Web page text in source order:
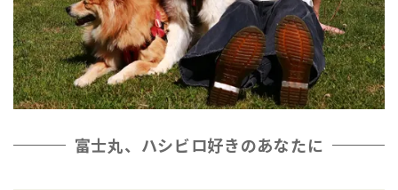
富士丸、ハシビロ好きのあなたに